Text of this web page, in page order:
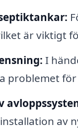
är viktigt
I
problemet
av